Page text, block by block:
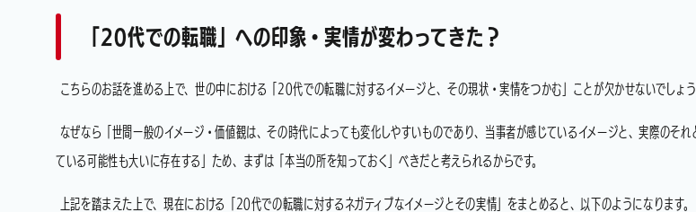
「20代での転職」への印象・実情が変わってきた？
こちらのお話を進める上で、世の中における「20代での転職に対するイメージと、その現状・実情をつかむ」ことが欠かせないでしょう
なぜなら「世間一般のイメージ・価値観は、その時代によっても変化しやすいものであり、当事者が感じているイメージと、実際のそれ
ている可能性も大いに存在する」ため、まずは「本当の所を知っておく」べきだと考えられるからです。
上記を踏まえた上で、現在における「20代での転職に対するネガティブなイメージとその実情」をまとめると、以下のようになります。